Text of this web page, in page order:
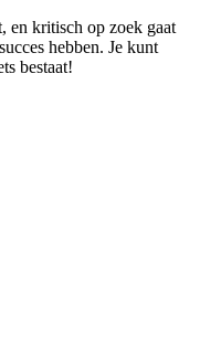
en kritisch op zoek gaat
hebben. Je kunt
bestaat!